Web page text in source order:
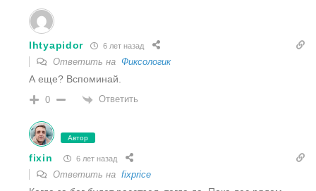
Ihtyapidor 6 лет назад
Ответить на Фиксологик
А еще? Вспоминай.
0 Ответить
Автор
fixin 6 лет назад
Ответить на fixprice